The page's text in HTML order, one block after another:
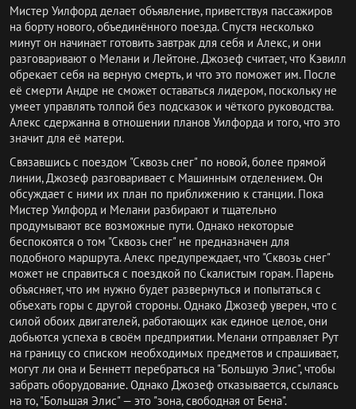
Мистер Уилфорд делает объявление, приветствуя пассажиров
на борту нового, объединённого поезда. Спустя несколько
минут он начинает готовить завтрак для себя и Алекс, и они
разговаривают о Мелани и Лейтоне. Джозеф считает, что Кэвилл
обрекает себя на верную смерть, и что это поможет им. После
её смерти Андре не сможет оставаться лидером, поскольку не
умеет управлять толпой без подсказок и чёткого руководства.
Алекс сдержанна в отношении планов Уилфорда и того, что это
значит для её матери.
Связавшись с поездом "Сквозь снег" по новой, более прямой
линии, Джозеф разговаривает с Машинным отделением. Он
обсуждает с ними их план по приближению к станции. Пока
Мистер Уилфорд и Мелани разбирают и тщательно
продумывают все возможные пути. Однако некоторые
беспокоятся о том "Сквозь снег" не предназначен для
подобного маршрута. Алекс предупреждает, что "Сквозь снег"
может не справиться с поездкой по Скалистым горам. Парень
объясняет, что им нужно будет развернуться и попытаться с
объехать горы с другой стороны. Однако Джозеф уверен, что с
силой обоих двигателей, работающих как единое целое, они
добьются успеха в своём предприятии. Мелани отправляет Рут
на границу со списком необходимых предметов и спрашивает,
могут ли она и Беннетт перебраться на "Большую Элис", чтобы
забрать оборудование. Однако Джозеф отказывается, ссылаясь
на то, "Большая Элис" — это "зона, свободная от Бена".